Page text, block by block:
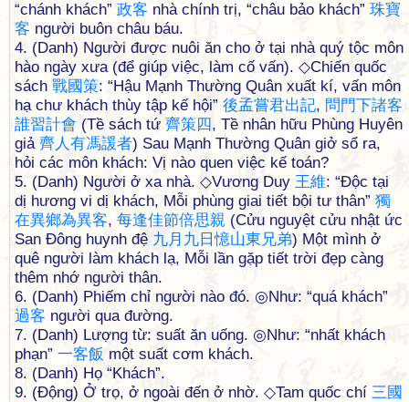
“chánh khách” 政客 nhà chính trị, “châu bảo khách” 珠寶
客 người buôn châu báu.
4. (Danh) Người được nuôi ăn cho ở tại nhà quý tộc môn
hào ngày xưa (để giúp việc, làm cố vấn). ◇Chiến quốc
sách 戰國策: “Hậu Mạnh Thường Quân xuất kí, vấn môn
hạ chư khách thùy tập kế hội” 後孟嘗君出記, 問 門下諸客
誰習計會 (Tề sách tứ 齊策四, Tề nhân hữu Phùng Huyên
giả 齊人有馮諼者) Sau Mạnh Thường Quân giở sổ ra,
hỏi các môn khách: Vị nào quen việc kế toán?
5. (Danh) Người ở xa nhà. ◇Vương Duy 王維: “Độc tại
dị hương vi dị khách, Mỗi phùng giai tiết bội tư thân” 獨
在異鄉為異客, 每逢佳節倍思親 (Cửu nguyệt cửu nhật ức
San Đông huynh đệ 九月 九 日憶山東 兄弟) Một mình ở
quê người làm khách lạ, Mỗi lần gặp tiết trời đẹp càng
thêm nhớ người thân.
6. (Danh) Phiếm chỉ người nào đó. ◎Như: “quá khách”
過客 người qua đường.
7. (Danh) Lượng từ: suất ăn uống. ◎Như: “nhất khách
phạn” 一客飯 một suất cơm khách.
8. (Danh) Họ “Khách”.
9. (Động) Ở trọ, ở ngoài đến ở nhờ. ◇Tam quốc chí 三國